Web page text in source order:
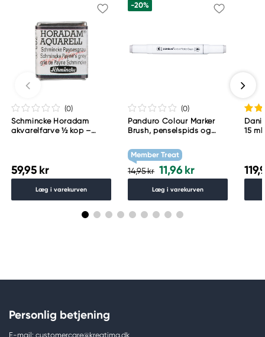
(0)
Schmincke Horadam
akvarelfarve ½ kop –
59,95 kr
Læg i varekurven
-20%
(0)
Panduro Colour Marker
Brush, penselspids og
grey 1 WG1
Member Treat
14,95 kr 11,96 kr
Læg i varekurven
15
Personlig betjening
E-mail: customercare@kreatima.dk